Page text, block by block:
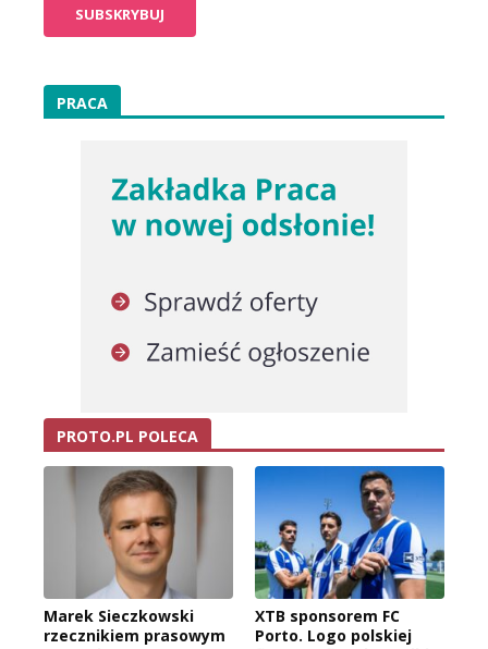
PRACA
PROTO.PL POLECA
Marek Sieczkowski
rzecznikiem prasowym
XTB sponsorem FC
Porto. Logo polskiej